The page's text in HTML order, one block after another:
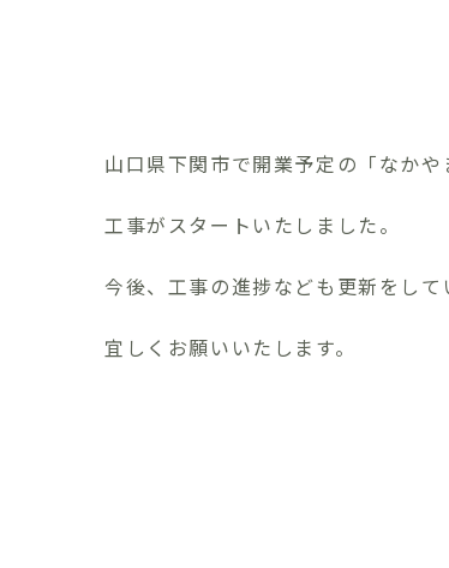
山口県下関市で開業予定の「なかや
工事がスタートいたしました。
今後、工事の進捗なども更新をして
宜しくお願いいたします。